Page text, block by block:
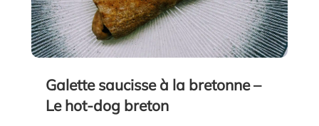
Galette saucisse à la bretonne –
Le hot-dog breton